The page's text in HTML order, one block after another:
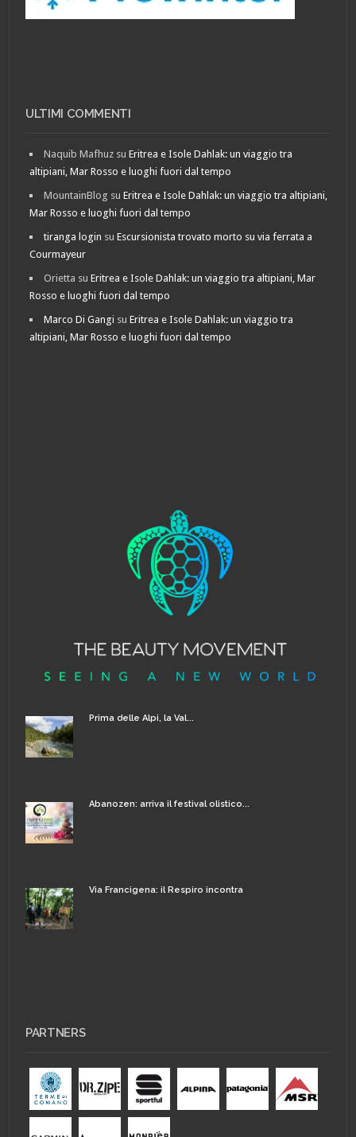
ULTIMI COMMENTI
Naquib Mafhuz suEritrea e Isole Dahlak: un viaggio tra
altipiani, Mar Rosso e luoghi fuori dal tempo
MountainBlog suEritrea e Isole Dahlak: un viaggio tra altipiani,
Mar Rosso e luoghi fuori dal tempo
tiranga login suEscursionista trovato morto su via ferrata a
Courmayeur
Orietta suEritrea e Isole Dahlak: un viaggio tra altipiani, Mar
Rosso e luoghi fuori dal tempo
Marco Di Gangi suEritrea e Isole Dahlak: un viaggio tra
altipiani, Mar Rosso e luoghi fuori dal tempo
Prima delle Alpi, la Val...
Abanozen: arriva il festival olistico...
Via Francigena: il Respiro incontra
PARTNERS